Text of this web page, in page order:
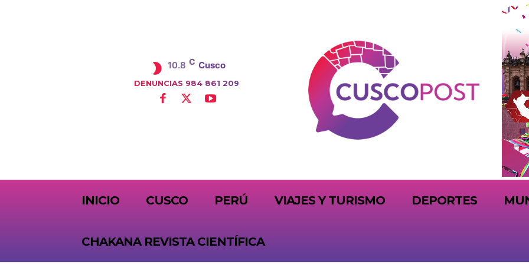
10.8 C Cusco
DENUNCIAS 984 861 209
INICIO CUSCO PERÚ VIAJES Y TURISMO DEPORTES
CHAKANA REVISTA CIENTÍFICA